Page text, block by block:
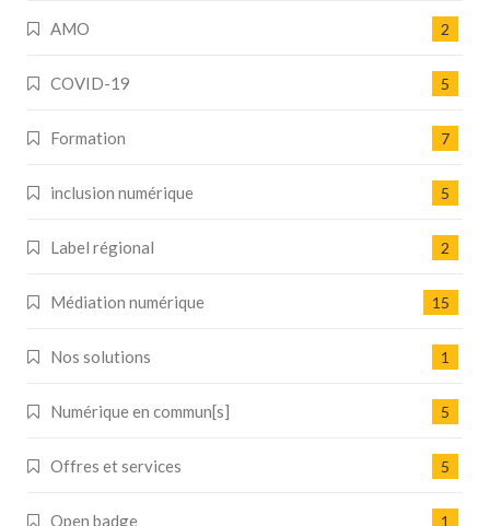
AMO 2
COVID-19 5
Formation 7
inclusion numérique 5
Label régional 2
Médiation numérique 15
Nos solutions 1
Numérique en commun[s] 5
Offres et services 5
Open badge 1